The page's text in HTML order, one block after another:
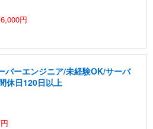
円
バーエンジニア/未経験OK/サーバ
休日120日以上